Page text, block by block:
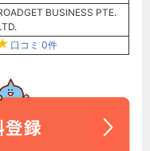
BUSINESS PTE.
口コミ 0件